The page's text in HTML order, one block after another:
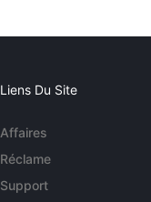
Liens Du Site
Affaires
Réclame
Support